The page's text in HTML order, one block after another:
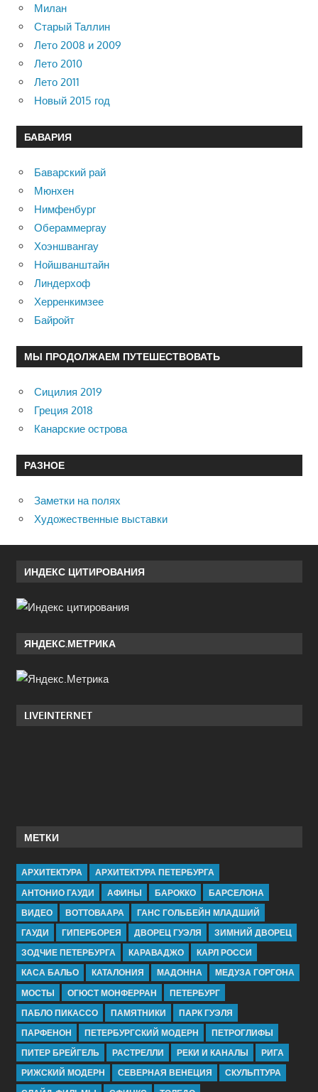
Милан
Старый Таллин
Лето 2008 и 2009
Лето 2010
Лето 2011
Новый 2015 год
БАВАРИЯ
Баварский рай
Мюнхен
Нимфенбург
Обераммергау
Хоэншвангау
Нойшванштайн
Линдерхоф
Херренкимзее
Байройт
МЫ ПРОДОЛЖАЕМ ПУТЕШЕСТВОВАТЬ
Сицилия 2019
Греция 2018
Канарские острова
РАЗНОЕ
Заметки на полях
Художественные выставки
ИНДЕКС ЦИТИРОВАНИЯ
ЯНДЕКС.МЕТРИКА
LIVEINTERNET
МЕТКИ
АРХИТЕКТУРА
АРХИТЕКТУРА ПЕТЕРБУРГА
АНТОНИО ГАУДИ
АФИНЫ БАРОККО
БАРСЕЛОНА
ВИДЕО
ВОТТОВААРА
ГАНС ГОЛЬБЕЙН МЛАДШИЙ
ГАУДИ
ГИПЕРБОРЕЯ ДВОРЕЦ ГУЭЛЯ
ЗИМНИЙ ДВОРЕЦ
ЗОДЧИЕ ПЕТЕРБУРГА
КАРАВАДЖО
КАРЛ РОССИ
КАСА БАЛЬО
КАТАЛОНИЯ МАДОННА
МЕДУЗА ГОРГОНА
МОСТЫ
ОГЮСТ МОНФЕРРАН
ПЕТЕРБУРГ
ПАБЛО ПИКАССО
ПАМЯТНИКИ
ПАРК ГУЭЛЯ
ПАРФЕНОН
ПЕТЕРБУРГСКИЙ МОДЕРН
ПЕТРОГЛИФЫ
ПИТЕР БРЕЙГЕЛЬ
РАСТРЕЛЛИ РЕКИ И КАНАЛЫ
РИГА
РИЖСКИЙ МОДЕРН
СЕВЕРНАЯ ВЕНЕЦИЯ
СКУЛЬПТУРА